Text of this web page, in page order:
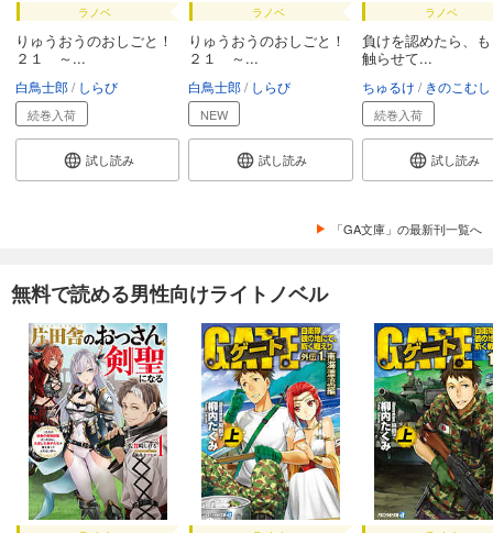
ラノベ
りゅうおうのおしごと！
２１ ～...
白鳥士郎 しらび
続巻入荷
試し読み
ラノベ
りゅうおうのおしごと！
２１ ～...
白鳥士郎 しらび
NEW
試し読み
ラノベ
負けを認めたら、
触らせて...
ちゅるけ きのこむし
続巻入荷
試し読み
「GA文庫」の最新刊一覧へ
無料で読める男性向けライトノベル